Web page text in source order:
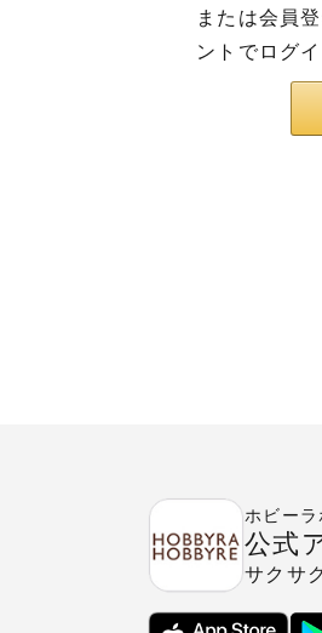
または会員
ントでログ
ホビー
公式
サクサ